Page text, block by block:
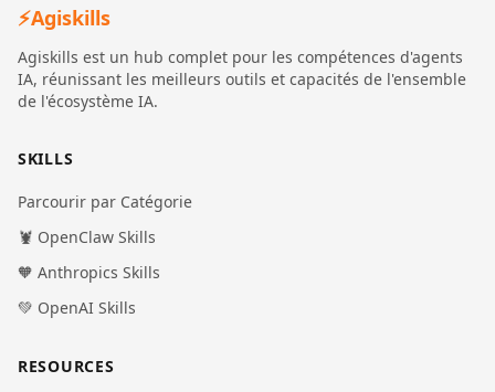
⚡Agiskills
Agiskills est un hub complet pour les compétences d'agents
IA, réunissant les meilleurs outils et capacités de l'ensemble
de l'écosystème IA.
SKILLS
Parcourir par Catégorie
🦞 OpenClaw Skills
🧡 Anthropics Skills
💚 OpenAI Skills
RESOURCES